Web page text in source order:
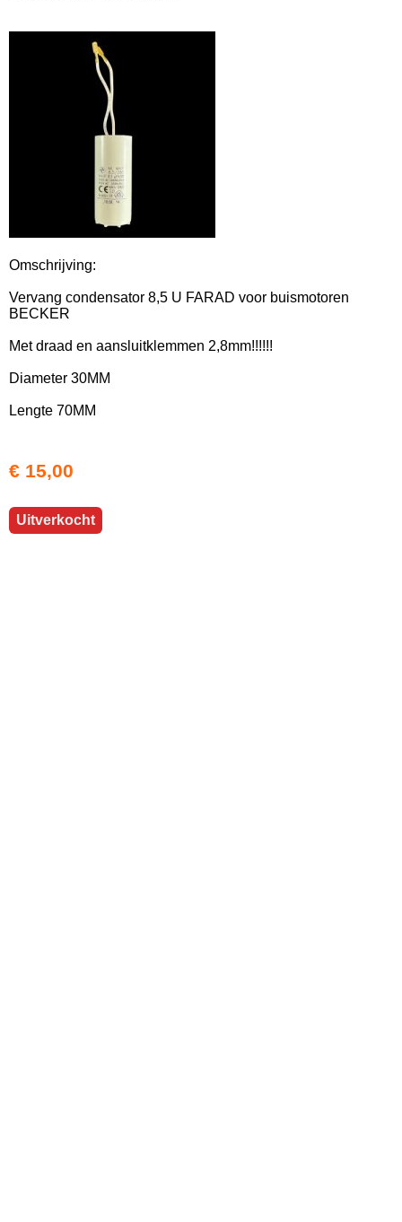
Omschrijving:
Vervang condensator 8,5 U FARAD voor buismotoren
BECKER
Met draad en aansluitklemmen 2,8mm!!!!!!
Diameter 30MM
Lengte 70MM
€ 15,00
Uitverkocht